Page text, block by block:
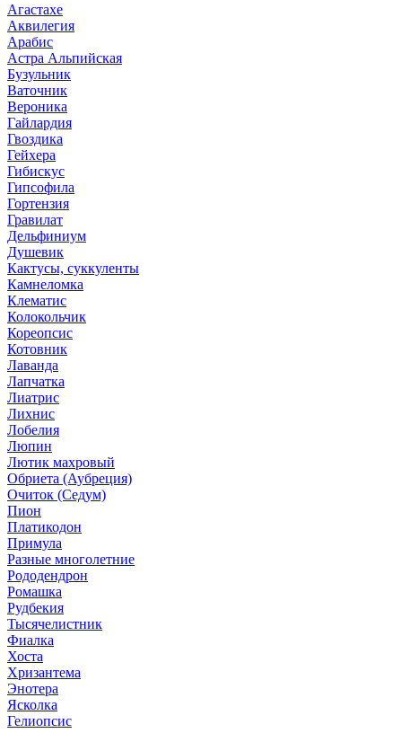
Агастахе
Аквилегия
Арабис
Астра Альпийская
Бузульник
Ваточник
Вероника
Гайлардия
Гвоздика
Гейхера
Гибискус
Гипсофила
Гортензия
Гравилат
Дельфиниум
Душевик
Кактусы, суккуленты
Камнеломка
Клематис
Колокольчик
Кореопсис
Котовник
Лаванда
Лапчатка
Лиатрис
Лихнис
Лобелия
Люпин
Лютик махровый
Обриета (Аубреция)
Очиток (Седум)
Пион
Платикодон
Примула
Разные многолетние
Рододендрон
Ромашка
Рудбекия
Тысячелистник
Фиалка
Хоста
Хризантема
Энотера
Ясколка
Гелиопсис